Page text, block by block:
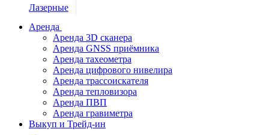
Лазерные
Нивелиры
Теодолиты
Трассоискатели
Неразрушающий
контроль
Аксессуары
Аренда
Аренда 3D сканера
Аренда GNSS приёмника
Аренда тахеометра
Аренда цифрового нивелира
Аренда трассоискателя
Аренда тепловизора
Аренда ПВП
Аренда гравиметра
Выкуп и Трейд-ин